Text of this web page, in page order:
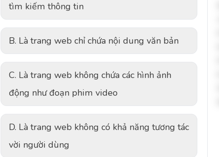
tìm kiếm thông tin
B. Là trang web chỉ chứa nội dung văn bản
C. Là trang web không chứa các hình ảnh
động như đoạn phim video
D. Là trang web không có khả năng tương tác
vời người dùng